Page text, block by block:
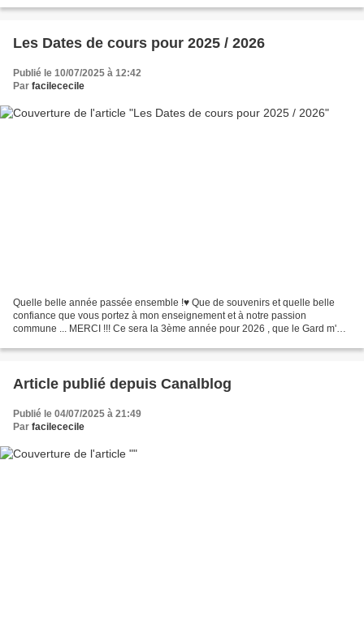
Les Dates de cours pour 2025 / 2026
Publié le 10/07/2025 à 12:42
Par facilececile
Quelle belle année passée ensemble !♥ Que de souvenirs et quelle belle
confiance que vous portez à mon enseignement et à notre passion
commune ... MERCI !!! Ce sera la 3ème année pour 2026 , que le Gard m'a
Article publié depuis Canalblog
Publié le 04/07/2025 à 21:49
Par facilececile